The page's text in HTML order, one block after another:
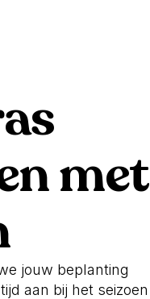
met
jouw beplanting
aan bij het seizoen